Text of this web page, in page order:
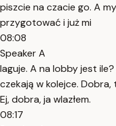
piszcie na czacie go. A
przygotować i już mi
08:08
Speaker A
laguje. A na lobby jest
czekają w kolejce.
Ej, dobra, ja wlazłem.
08:17